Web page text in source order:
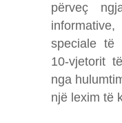
përveç
speciale të
10-vjetorit
nga
një lexim të